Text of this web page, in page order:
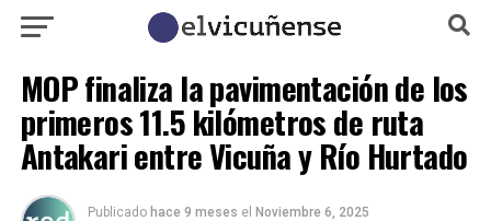
MOP finaliza la pavimentación de los
primeros 11.5 kilómetros de ruta
Antakari entre Vicuña y Río Hurtado
Publicado hace 9 meses el Noviembre 6, 2025